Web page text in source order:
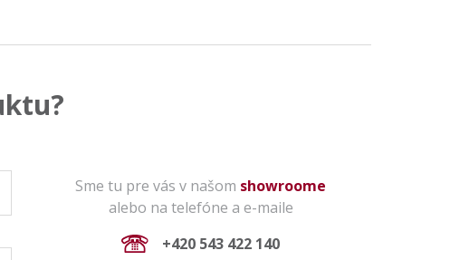
Sme tu pre vás v našom showroome
alebo na telefóne a e-maile
+420 543 422 140